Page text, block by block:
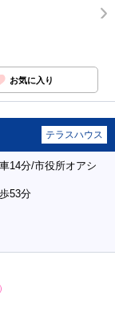
お気に入り
テラスハウス
14分/市役所オアシ
53分